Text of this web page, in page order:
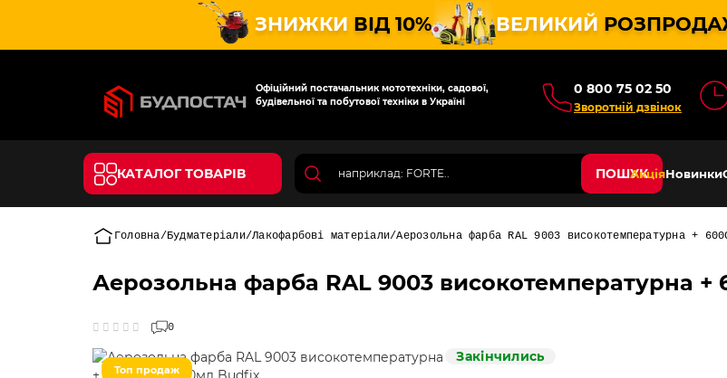
ЗНИЖКИ ВІД 10% ВЕЛИКИЙ
Офіційний постачальник мототехніки, садової,
будівельної та побутової техніки в Україні
0 800 75 02 50
Зворотній дзвінок
КАТАЛОГ ТОВАРІВ ПОШУКАкціяНовинки
Головна Будматеріали Лакофарбові матеріали Аерозольна фарба RAL 9003 високотемпературна +
Аерозольна фарба RAL 9003 високотемпературна +
0
Топ продаж
Закінчились